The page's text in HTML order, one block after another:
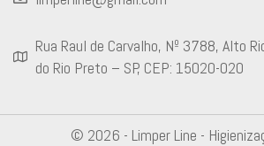
Rua Raul de Carvalho, Nº 3788, Alto
do Rio Preto – SP, CEP: 15020-020
© 2026 - Limper Line -